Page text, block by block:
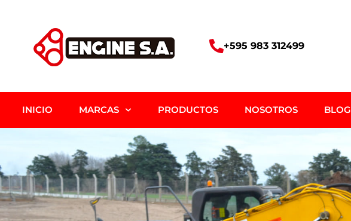
+595 983 312499
INICIO MARCAS PRODUCTOS NOSOTROS BLOG